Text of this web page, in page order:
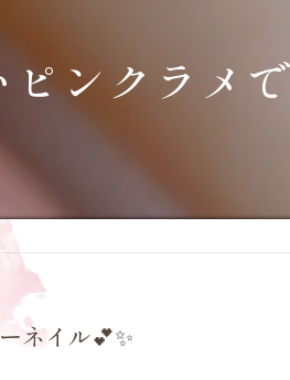
ピンクラメ
ネイル💕✨